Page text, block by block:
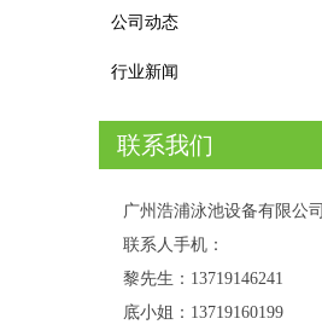
公司动态
行业新闻
联系我们
广州浩浦泳池设备有限公司
联系人手机：
黎先生：13719146241
底小姐：13719160199